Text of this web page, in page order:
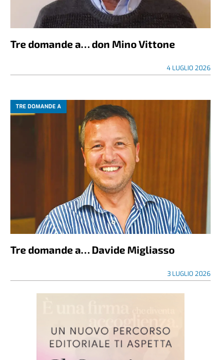
Tre domande a… don Mino Vittone
4 LUGLIO 2026
TRE DOMANDE A
Tre domande a… Davide Migliasso
3 LUGLIO 2026